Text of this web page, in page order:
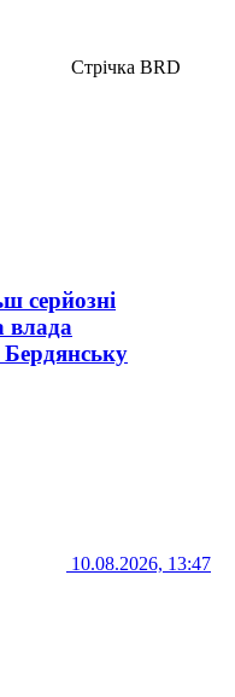
Стрічка BRD
серйозні
влада
10.08.2026, 13:47